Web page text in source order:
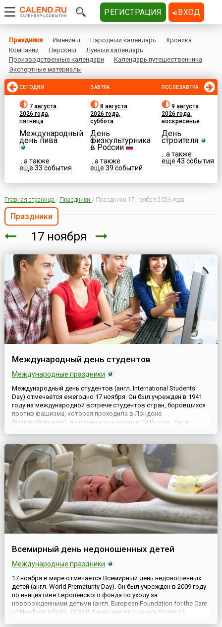
Праздники Именины Народный календарь
Хроника
Компании
Персоны
Лунный календарь
Производственные календари
Календарь путешественника
Экспертные материалы
СЕГОДНЯ
7 августа
2026 года,
пятница
Международный
день пива
...а также
еще 33 события
ЗАВТРА
8 августа
2026 года,
суббота
День
физкультурника
в России
...а также
еще 39 событий
ПОСЛЕЗАВТРА
9 августа
2026 года,
воскресенье
День
строителя
...а также
еще 43 события
Главная страница / Праздники / Праздники 17 ноября 2026 года
Праздники
17 ноября
Международный день студентов
Международные праздники
Международный день студентов (англ. International Students'
Day) отмечается ежегодно 17 ноября. Он был учрежден в 1941
году на международной встрече студентов стран, боровшихся
против фашизма, которая проходила в Лондоне
(Великобритания), но отмечаться начал с 1946 года. Дата
весе...
Всемирный день недоношенных детей
Международные праздники
17 ноября в мире отмечается Всемирный день недоношенных
детей (англ. World Prematurity Day). Он был учрежден в 2009 году
по инициативе Европейского фонда по уходу за
новорожденными детьми (англ. European Foundation for the Care
of Newborn Infants, EFCNI). Ежегодно на планете более 13
РЕГИСТРАЦИЯ ВХОД